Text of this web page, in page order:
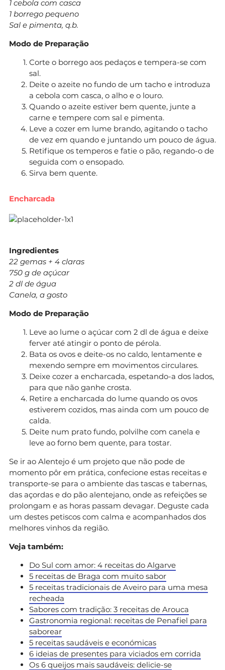
1 cebola com casca
1 borrego pequeno
Sal e pimenta, q.b.
Modo de Preparação
Corte o borrego aos pedaços e tempera-se com
sal.
Deite o azeite no fundo de um tacho e introduza
a cebola com casca, o alho e o louro.
Quando o azeite estiver bem quente, junte a
carne e tempere com sal e pimenta.
Leve a cozer em lume brando, agitando o tacho
de vez em quando e juntando um pouco de água.
Retifique os temperos e fatie o pão, regando-o de
seguida com o ensopado.
Sirva bem quente.
Encharcada
Ingredientes
22 gemas + 4 claras
750 g de açúcar
2 dl de água
Canela, a gosto
Modo de Preparação
Leve ao lume o açúcar com 2 dl de água e deixe
ferver até atingir o ponto de pérola.
Bata os ovos e deite-os no caldo, lentamente e
mexendo sempre em movimentos circulares.
Deixe cozer a encharcada, espetando-a dos lados,
para que não ganhe crosta.
Retire a encharcada do lume quando os ovos
estiverem cozidos, mas ainda com um pouco de
calda.
Deite num prato fundo, polvilhe com canela e
leve ao forno bem quente, para tostar.
Se ir ao Alentejo é um projeto que não pode de
momento pôr em prática, confecione estas receitas e
transporte-se para o ambiente das tascas e tabernas,
das açordas e do pão alentejano, onde as refeições se
prolongam e as horas passam devagar. Deguste cada
um destes petiscos com calma e acompanhados dos
melhores vinhos da região.
Veja também:
Do Sul com amor: 4 receitas do Algarve
5 receitas de Braga com muito sabor
5 receitas tradicionais de Aveiro para uma mesa
recheada
Sabores com tradição: 3 receitas de Arouca
Gastronomia regional: receitas de Penafiel para
saborear
5 receitas saudáveis e económicas
6 ideias de presentes para viciados em corrida
Os 6 queijos mais saudáveis: delicie-se